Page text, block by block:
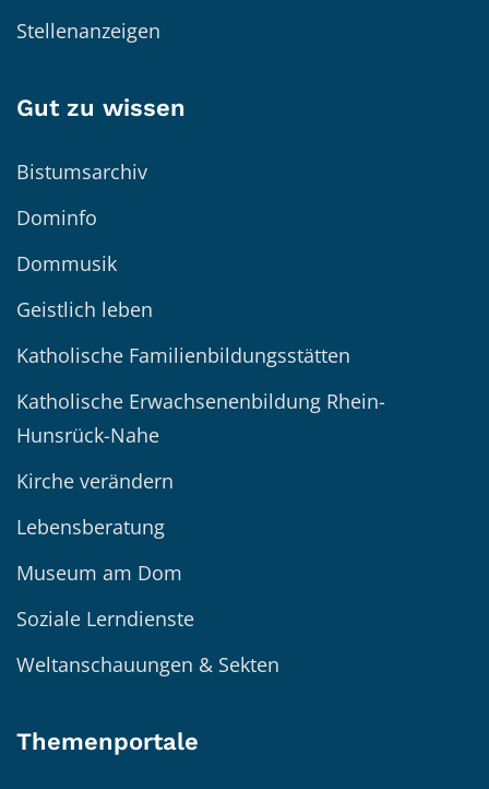
Stellenanzeigen
Gut zu wissen
Bistumsarchiv
Dominfo
Dommusik
Geistlich leben
Katholische Familienbildungsstätten
Katholische Erwachsenenbildung Rhein-
Hunsrück-Nahe
Kirche verändern
Lebensberatung
Museum am Dom
Soziale Lerndienste
Weltanschauungen & Sekten
Themenportale